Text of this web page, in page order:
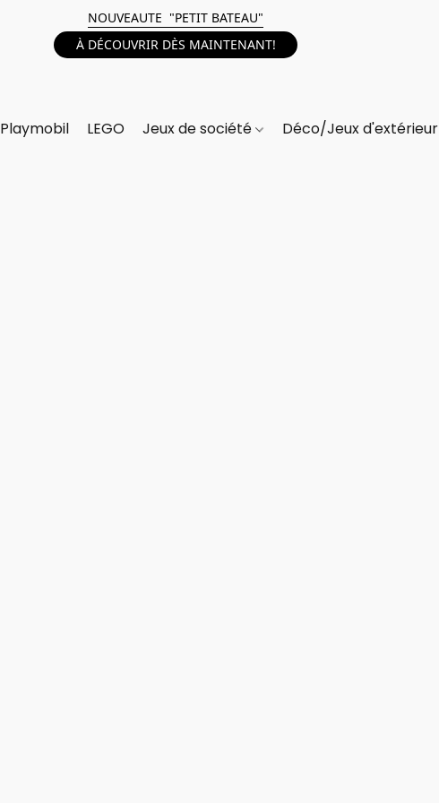
NOUVEAUTE "PETIT BATEAU"
À DÉCOUVRIR DÈS MAINTENANT!
Playmobil LEGO Jeux de société Déco/Jeux d'extérieur